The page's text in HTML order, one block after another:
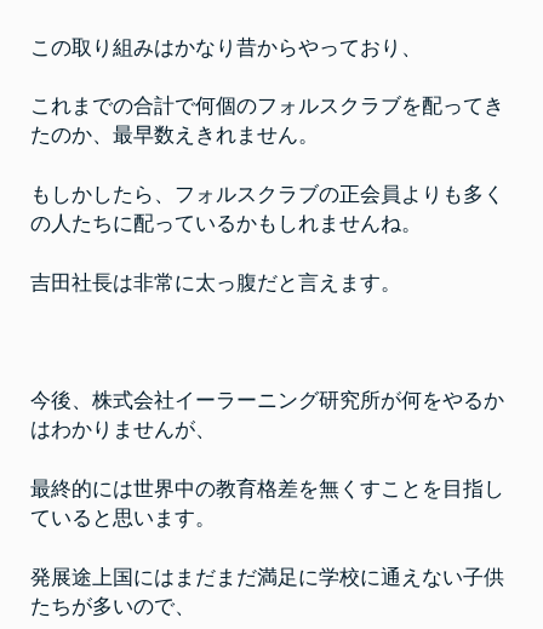
この取り組みはかなり昔からやっており、
これまでの合計で何個のフォルスクラブを配ってき
たのか、最早数えきれません。
もしかしたら、フォルスクラブの正会員よりも多く
の人たちに配っているかもしれませんね。
吉田社長は非常に太っ腹だと言えます。
今後、株式会社イーラーニング研究所が何をやるか
はわかりませんが、
最終的には世界中の教育格差を無くすことを目指し
ていると思います。
発展途上国にはまだまだ満足に学校に通えない子供
たちが多いので、